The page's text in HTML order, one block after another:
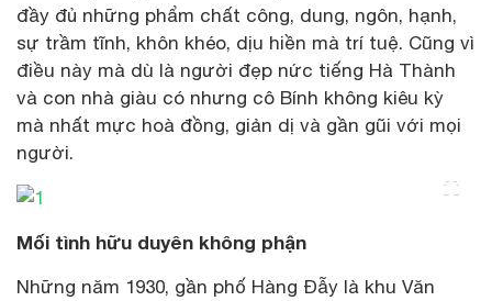
đầy đủ những phẩm chất công, dung, ngôn, hạnh,
sự trầm tĩnh, khôn khéo, dịu hiền mà trí tuệ. Cũng vì
điều này mà dù là người đẹp nức tiếng Hà Thành
và con nhà giàu có nhưng cô Bính không kiêu kỳ
mà nhất mực hoà đồng, giản dị và gần gũi với mọi
người.
Mối tình hữu duyên không phận
Những năm 1930, gần phố Hàng Đẫy là khu Văn